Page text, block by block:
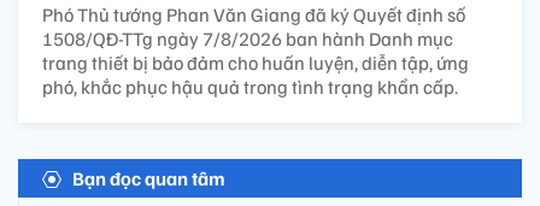
Phó Thủ tướng Phan Văn Giang đã ký Quyết định số
1508/QĐ-TTg ngày 7/8/2026 ban hành Danh mục
trang thiết bị bảo đảm cho huấn luyện, diễn tập, ứng
phó, khắc phục hậu quả trong tình trạng khẩn cấp.
Bạn đọc quan tâm